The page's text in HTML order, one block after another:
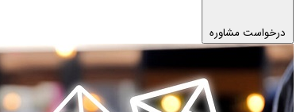
درخواست مشاوره